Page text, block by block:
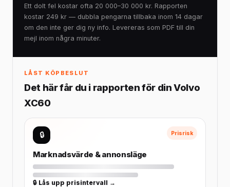
Ett dolt fel kostar ofta 20 000–30 000 kr. Rapporten
kostar 249 kr — dubbla pengarna tillbaka inom 14 dagar
om den inte ger dig ny info. Levereras som PDF till din
mejl inom några minuter.
LÅST KÖPBESLUT
Det här får du i rapporten för din Volvo
XC60
🔒 Prisrisk
Marknadsvärde & annonsläge
🔒 Lås upp prisintervall →